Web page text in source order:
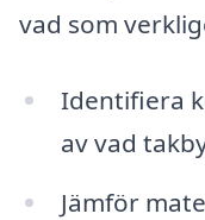
vad som
Identifiera
av vad
Jämför